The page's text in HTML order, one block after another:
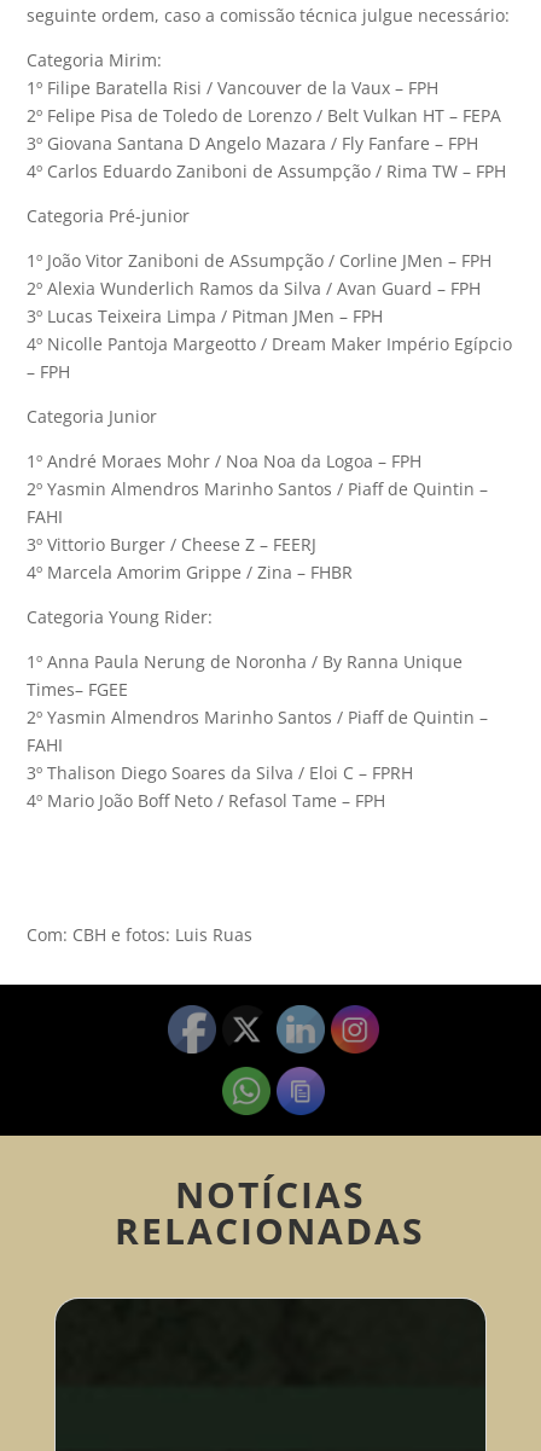
seguinte ordem, caso a comissão técnica julgue necessário:
Categoria Mirim:
1º Filipe Baratella Risi / Vancouver de la Vaux – FPH
2º Felipe Pisa de Toledo de Lorenzo / Belt Vulkan HT – FEPA
3º Giovana Santana D Angelo Mazara / Fly Fanfare – FPH
4º Carlos Eduardo Zaniboni de Assumpção / Rima TW – FPH
Categoria Pré-junior
1º João Vitor Zaniboni de ASsumpção / Corline JMen – FPH
2º Alexia Wunderlich Ramos da Silva / Avan Guard – FPH
3º Lucas Teixeira Limpa / Pitman JMen – FPH
4º Nicolle Pantoja Margeotto / Dream Maker Império Egípcio
– FPH
Categoria Junior
1º André Moraes Mohr / Noa Noa da Logoa – FPH
2º Yasmin Almendros Marinho Santos / Piaff de Quintin –
FAHI
3º Vittorio Burger / Cheese Z – FEERJ
4º Marcela Amorim Grippe / Zina – FHBR
Categoria Young Rider:
1º Anna Paula Nerung de Noronha / By Ranna Unique
Times– FGEE
2º Yasmin Almendros Marinho Santos / Piaff de Quintin –
FAHI
3º Thalison Diego Soares da Silva / Eloi C – FPRH
4º Mario João Boff Neto / Refasol Tame – FPH
Com: CBH e fotos: Luis Ruas
NOTÍCIAS
RELACIONADAS